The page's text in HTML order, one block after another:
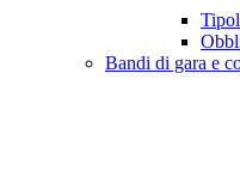
Bandi di gara e